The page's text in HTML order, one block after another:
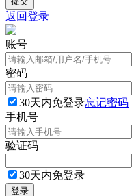
返回登录
账号
密码
30天内免登录忘记密码
手机号
验证码
30天内免登录